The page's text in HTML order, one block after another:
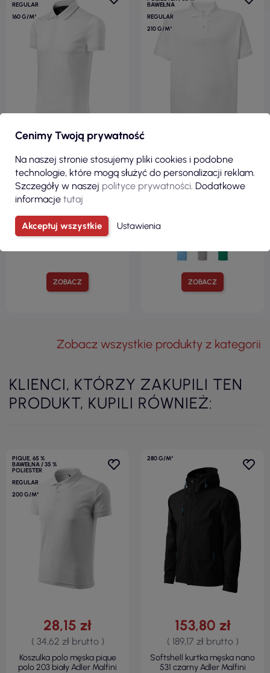
REGULAR
160 G/M²
ZOBACZ
68,32 zł
( 84,03 zł brutto )
Koszulka polo męska grand
259 biały Adler
BAWEŁNA
REGULAR
210 G/M²
ZOBACZ
28,00 zł
( 34,44 zł brutto )
Koszulka polo męska polo
Zobacz wszystkie produkty z kategorii
KLIENCI, KTÓRZY ZAKUPILI TEN
PRODUKT, KUPILI RÓWNIEŻ:
PIQUE, 65 %
BAWEŁNA / 35 %
POLIESTER
REGULAR
200 G/M²
28,15 zł
( 34,62 zł brutto )
Koszulka polo męska pique
polo 203 biały Adler Malfini
280 G/M²
153,80 zł
( 189,17 zł brutto )
Softshell kurtka męska nano
531 czarny Adler Malfini
Cenimy Twoją prywatność
Na naszej stronie stosujemy pliki cookies i podobne
technologie, które mogą służyć do personalizacji reklam.
Szczegóły w naszej polityce prywatności . Dodatkowe
informacje tutaj
Akceptuj wszystkie Ustawienia